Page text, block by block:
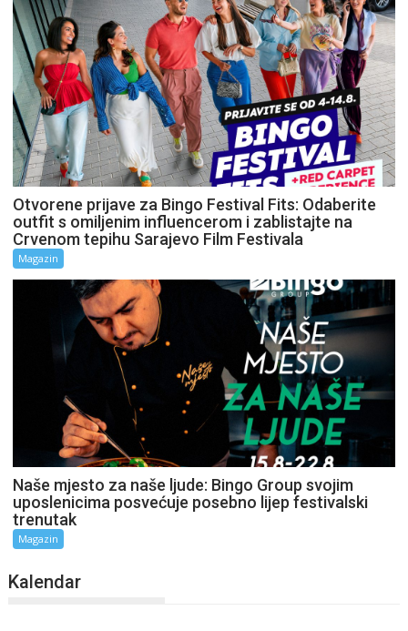
Otvorene prijave za Bingo Festival Fits: Odaberite
outfit s omiljenim influencerom i zablistajte na
Crvenom tepihu Sarajevo Film Festivala
Magazin
Naše mjesto za naše ljude: Bingo Group svojim
uposlenicima posvećuje posebno lijep festivalski
trenutak
Magazin
Kalendar